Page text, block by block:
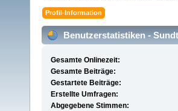
Profil-Information
Benutzerstatistiken -
Gesamte Onlinezeit:
Gesamte Beiträge:
Gestartete Beiträge:
Erstellte Umfragen:
Abgegebene Stimmen: